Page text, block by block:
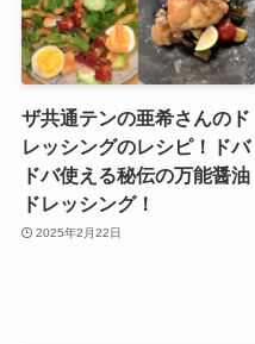
ザ共通テンの亜希さんのド
レッシングのレシピ！ドバ
ドバ使える秘伝の万能醤油
ドレッシング！
2025年2月22日